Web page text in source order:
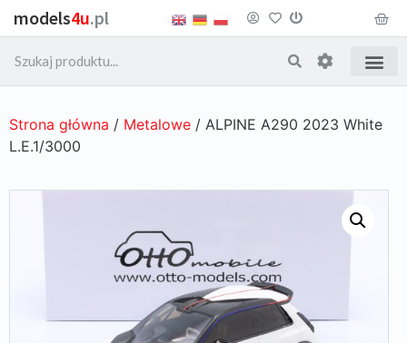
models4u.pl
Strona główna / Metalowe / ALPINE A290 2023 White
L.E.1/3000